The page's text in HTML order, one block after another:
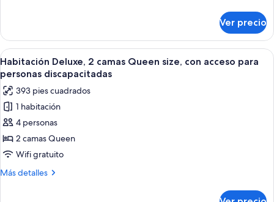
Deluxe,
camas
Queen
size
Ver precio
Abrir
todas
las
fotos
de
Habitación
Deluxe,
2
camas
Una habitación de hotel con dos
6
Habitación Deluxe, 2 camas Queen size, con acceso para
personas discapacitadas
393 pies cuadrados
1 habitación
4 personas
2 camas Queen
Wifi gratuito
Más detalles
Más